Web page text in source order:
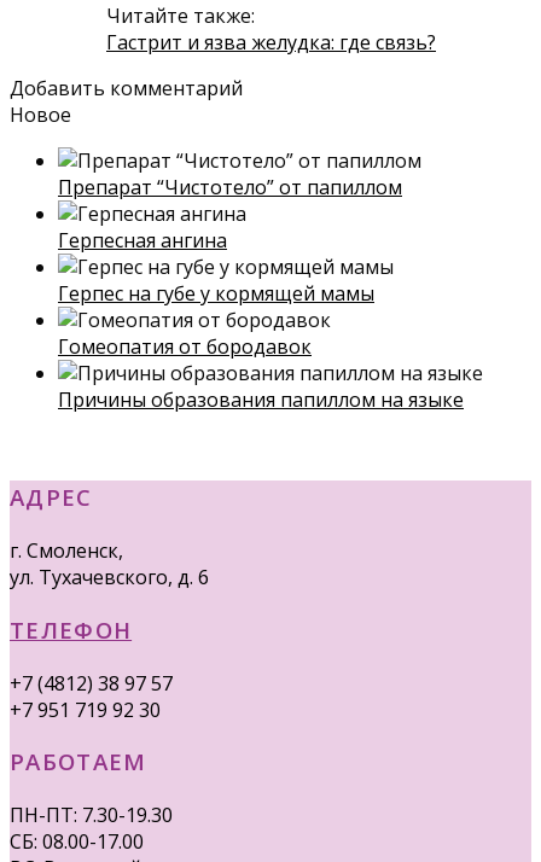
Читайте также:
Гастрит и язва желудка: где связь?
Добавить комментарий
Новое
Препарат “Чистотело” от папиллом
Герпесная ангина
Герпес на губе у кормящей мамы
Гомеопатия от бородавок
Причины образования папиллом на языке
АДРЕС
г. Смоленск,
ул. Тухачевского, д. 6
ТЕЛЕФОН
+7 (4812) 38 97 57
+7 951 719 92 30
РАБОТАЕМ
ПН-ПТ: 7.30-19.30
СБ: 08.00-17.00